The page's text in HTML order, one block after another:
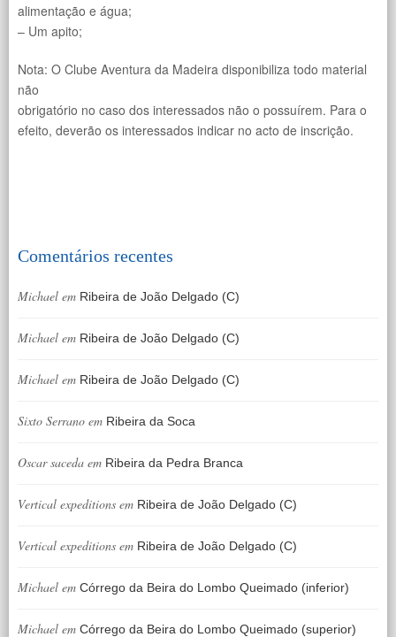
alimentação e água;
– Um apito;
Nota: O Clube Aventura da Madeira disponibiliza todo material
não
obrigatório no caso dos interessados não o possuírem. Para o
efeito, deverão os interessados indicar no acto de inscrição.
Comentários recentes
Michael em Ribeira de João Delgado (C)
Michael em Ribeira de João Delgado (C)
Michael em Ribeira de João Delgado (C)
Sixto Serrano em Ribeira da Soca
Oscar saceda em Ribeira da Pedra Branca
Vertical expeditions em Ribeira de João Delgado (C)
Vertical expeditions em Ribeira de João Delgado (C)
Michael em Córrego da Beira do Lombo Queimado (inferior)
Michael em Córrego da Beira do Lombo Queimado (superior)